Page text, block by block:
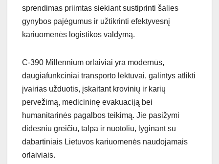
sprendimas priimtas siekiant sustiprinti šalies
gynybos pajėgumus ir užtikrinti efektyvesnį
kariuomenės logistikos valdymą.
C-390 Millennium orlaiviai yra modernūs,
daugiafunkciniai transporto lėktuvai, galintys atlikti
įvairias užduotis, įskaitant krovinių ir karių
pervežimą, medicininę evakuaciją bei
humanitarinės pagalbos teikimą. Jie pasižymi
didesniu greičiu, talpa ir nuotoliu, lyginant su
dabartiniais Lietuvos kariuomenės naudojamais
orlaiviais.